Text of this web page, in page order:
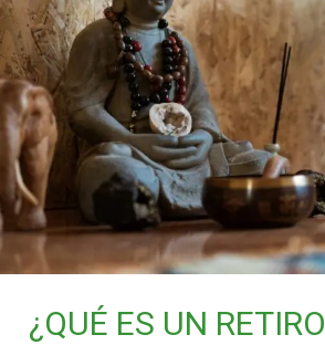
¿QUÉ ES UN RETIRO